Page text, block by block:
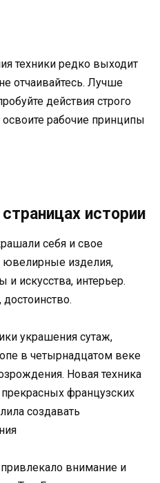
техники редко выходит
отчаивайтесь. Лучше
действия строго
рабочие принципы
истории
себя и свое
ювелирные изделия,
и искусства, интерьер.
достоинство.
украшения сутаж,
в четырнадцатом веке
Новая техника
французских
создавать
внимание и